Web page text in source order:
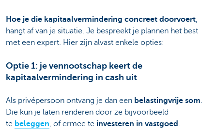
Hoe je die kapitaalvermindering concreet doorvoert,
hangt af van je situatie. Je bespreekt je plannen het best
met een expert. Hier zijn alvast enkele opties:
Optie 1: je vennootschap keert de
kapitaalvermindering in cash uit
Als privépersoon ontvang je dan een belastingvrije som.
Die kun je laten renderen door ze bijvoorbeeld
te beleggen, of ermee te investeren in vastgoed .